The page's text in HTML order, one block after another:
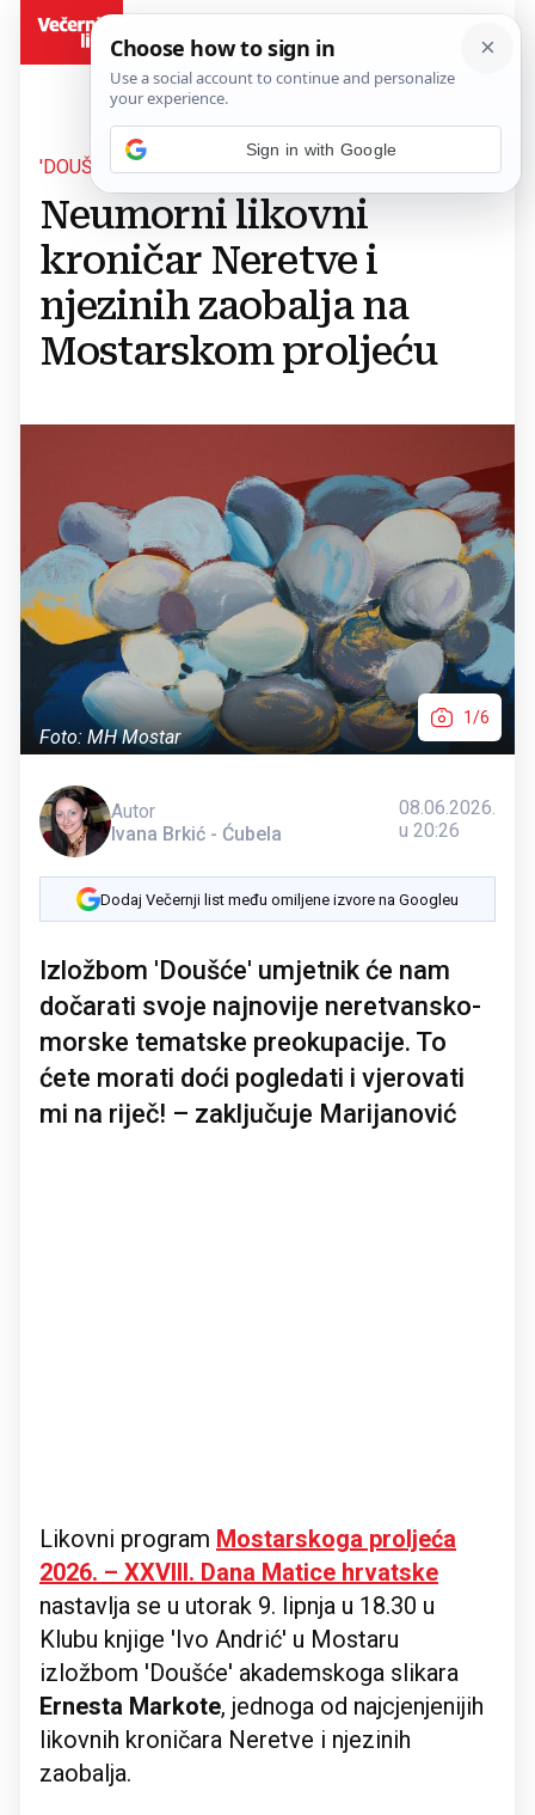
'DOUŠĆE' ERNESTA MARKOTE
Neumorni likovni
kroničar Neretve i
njezinih zaobalja na
Mostarskom proljeću
Foto: MH Mostar
1/6
Autor
Ivana Brkić - Ćubela
08.06.2026.
u 20:26
Dodaj Večernji list među omiljene izvore na Googleu
Izložbom 'Doušće' umjetnik će nam
dočarati svoje najnovije neretvansko-
morske tematske preokupacije. To
ćete morati doći pogledati i vjerovati
mi na riječ! – zaključuje Marijanović
Likovni program Mostarskoga proljeća
2026. – XXVIII. Dana Matice hrvatske
nastavlja se u utorak 9. lipnja u 18.30 u
Klubu knjige 'Ivo Andrić' u Mostaru
izložbom 'Doušće' akademskoga slikara
Ernesta Markote, jednoga od najcjenjenijih
likovnih kroničara Neretve i njezinih
zaobalja.
Sign in with Google